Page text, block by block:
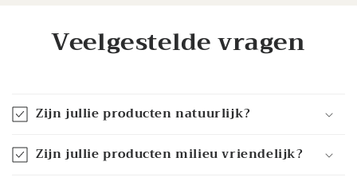
Veelgestelde vragen
Zijn jullie producten natuurlijk?
Zijn jullie producten milieu vriendelijk?